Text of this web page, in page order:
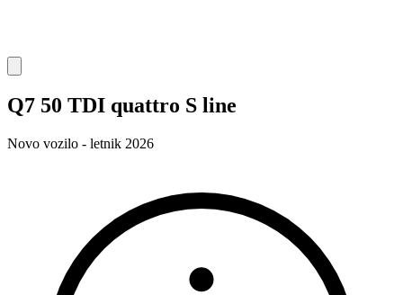
Q7 50 TDI quattro S line
Novo vozilo - letnik 2026